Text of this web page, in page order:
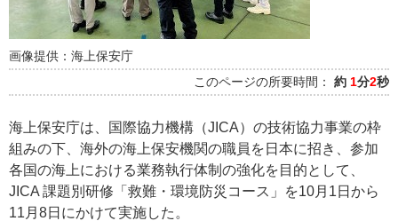
画像提供：海上保安庁
このページの所要時間： 約 1分2秒
海上保安庁は、国際協力機構（JICA）の技術協力事業の枠
組みの下、海外の海上保安機関の職員を日本に招き、参加
各国の海上における業務執行体制の強化を目的として、
JICA 課題別研修「救難・環境防災コース」を10月1日から
11月8日にかけて実施した。